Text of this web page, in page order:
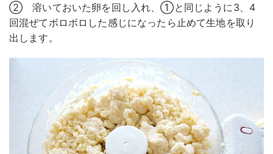
② 溶いておいた卵を回し入れ、①と同じように3、4
回混ぜてボロボロした感じになったら止めて生地を取り
出します。